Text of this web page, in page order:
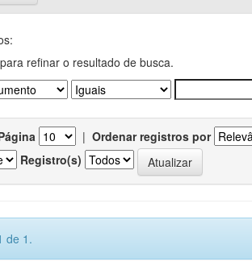
refinar o resultado de busca.
| Ordenar registros por
Registro(s)
de 1.